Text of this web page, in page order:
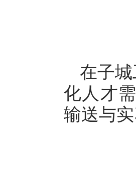
在子
化人才
输送与